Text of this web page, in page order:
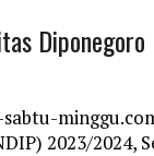
2023/2024,